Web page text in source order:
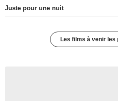
Juste pour une nuit
Les films à venir les